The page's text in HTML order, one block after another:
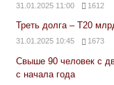
31.01.2025 11:00 1612
Треть долга – Т20
31.01.2025 10:45 1673
Свыше 90 человек с
с начала года